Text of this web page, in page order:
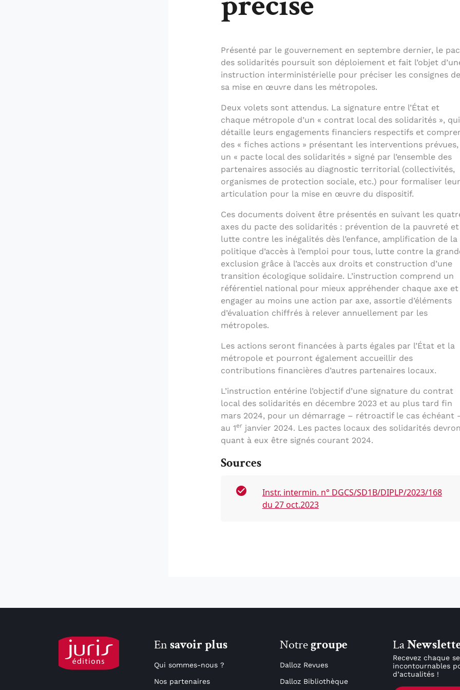
Présenté par le gouvernement en septembre dernier, le
des solidarités poursuit son déploiement et fait l’objet
instruction interministérielle pour préciser les consignes de
sa mise en œuvre dans les métropoles.
Deux volets sont attendus. La signature entre l’État et
chaque métropole d’un « contrat local des solidarités », qui
détaille leurs engagements financiers respectifs et
des « fiches actions » présentant les interventions
un « pacte local des solidarités » signé par l’ensemble des
partenaires associés au diagnostic territorial (collectivités,
organismes de protection sociale, etc.) pour formaliser leur
articulation pour la mise en œuvre du dispositif.
Ces documents doivent être présentés en suivant les
axes du pacte des solidarités : prévention de la pauvreté et
lutte contre les inégalités dès l’enfance, amplification de la
politique d’accès à l’emploi pour tous, lutte contre la
exclusion grâce à l’accès aux droits et construction d’une
transition écologique solidaire. L’instruction comprend un
référentiel national pour mieux appréhender chaque axe et
engager au moins une action par axe, assortie d’éléments
d’évaluation chiffrés à relever annuellement par les
métropoles.
Les actions seront financées à parts égales par l’État et la
métropole et pourront également accueillir des
contributions financières d’autres partenaires locaux.
L’instruction entérine l’objectif d’une signature du contrat
local des solidarités en décembre 2023 et au plus tard fin
mars 2024, pour un démarrage – rétroactif le cas échéant
au 1erjanvier 2024. Les pactes locaux des solidarités
quant à eux être signés courant 2024.
Sources
Instr. intermin. n° DGCS/SD1B/DIPLP/2023/168
du 27 oct.2023
Ensavoir plus
Qui sommes-nous ?
Nos partenaires
Notregroupe
Dalloz Revues
Dalloz Bibliothèque
La
Recevez chaque
incontournables
d’actualités !